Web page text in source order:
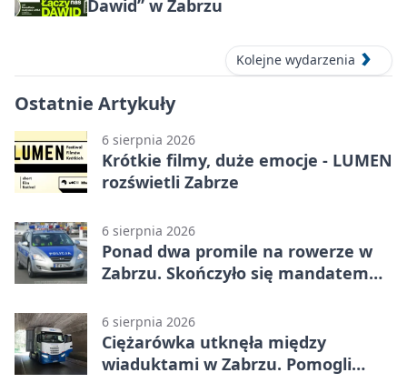
Dawid” w Zabrzu
Kolejne wydarzenia
Ostatnie Artykuły
6 sierpnia 2026
Krótkie filmy, duże emocje - LUMEN
rozświetli Zabrze
6 sierpnia 2026
Ponad dwa promile na rowerze w
Zabrzu. Skończyło się mandatem
6 sierpnia 2026
Ciężarówka utknęła między
wiaduktami w Zabrzu. Pomogli